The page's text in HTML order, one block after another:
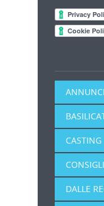
ANNUNCI
CASTING
CONSIGLI
DALLE